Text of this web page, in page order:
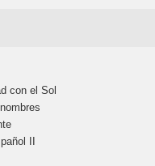
con el Sol
II